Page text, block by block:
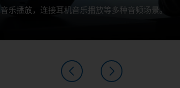
率等信息，提供运动状态和健康状态的实时反馈。